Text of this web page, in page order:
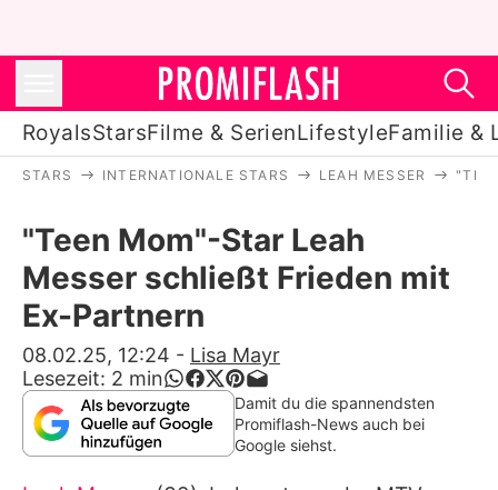
RoyalsStarsFilme & SerienLifestyleFamilie &
Stars
Filme & Serien
Lifestyle
Familie & Liebe
Promiflash Exklusiv
STARS INTERNATIONALE STARS LEAH MESSER
"Teen Mom"-Star Leah
Messer schließt Frieden mit
Ex-Partnern
08.02.25, 12:24 - Lisa Mayr
Lesezeit: 2 min
Damit du die spannendsten
Promiflash-News auch bei
Google siehst.